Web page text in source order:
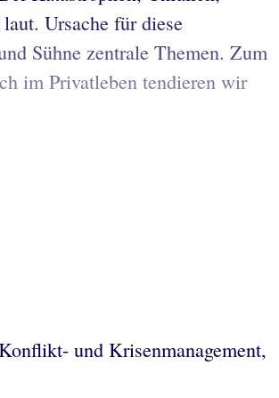
Ursache für diese
Sühne zentrale Themen. Zum
im Privatleben tendieren wir
und Krisenmanagement,